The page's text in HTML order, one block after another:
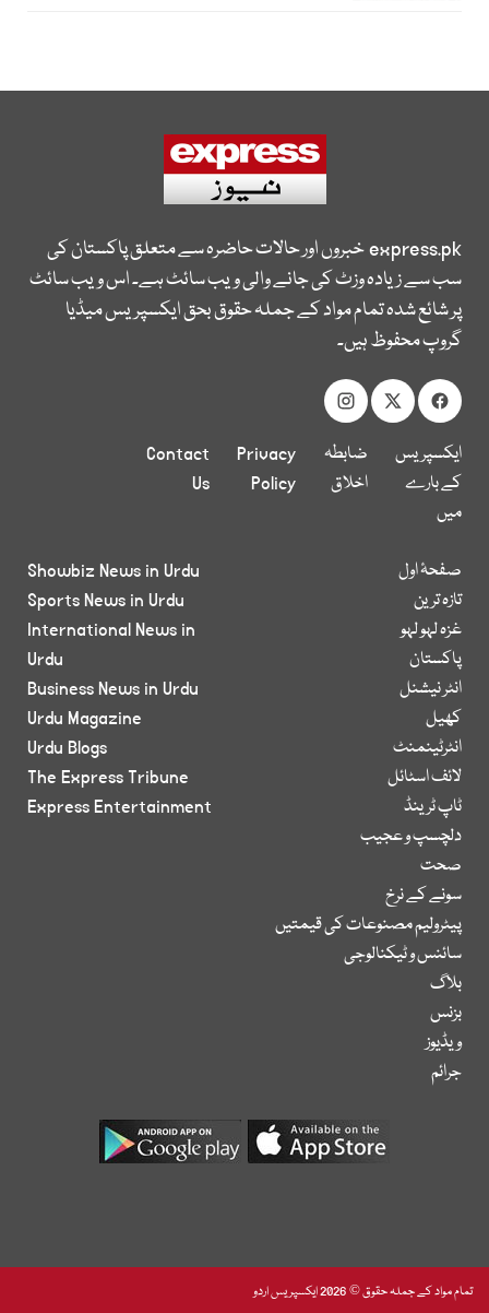
express.pkخبروں اور حالات حاضرہ سے متعلق پاکستان کی
سب سے زیادہ وزٹ کی جانے والی ویب سائٹ ہے۔ اس ویب سائٹ
پر شائع شدہ تمام مواد کے جملہ حقوق بحق ایکسپریس میڈیا
گروپ محفوظ ہیں۔
ایکسپریس
کے بارے
میں
ضابطہ
اخلاق
Privacy
Policy
Contact
Us
صفحۂ اول
تازہ ترین
غزہ لہو لہو
پاکستان
انٹر نیشنل
کھیل
انٹرٹینمنٹ
لائف اسٹائل
ٹاپ ٹرینڈ
دلچسپ و عجیب
صحت
سونے کے نرخ
پیٹرولیم مصنوعات کی قیمتیں
سائنس و ٹیکنالوجی
بلاگ
بزنس
ویڈیوز
جرائم
Showbiz News in Urdu
Sports News in Urdu
International News in
Urdu
Business News in Urdu
Urdu Magazine
Urdu Blogs
The Express Tribune
Express Entertainment
تمام مواد کے جملہ حقوق © 2026 ایکسپریس اردو